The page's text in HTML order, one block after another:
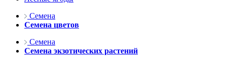
Семена
Семена цветов
Семена
Семена экзотических растений